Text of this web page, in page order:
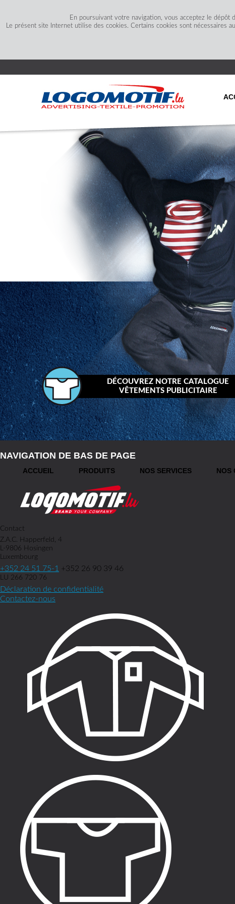
En poursuivant votre navigation, vous acceptez le dépôt
Le présent site Internet utilise des cookies. Certains cookies sont
DÉCOUVREZ NOTRE CATALOGUE
VÊTEMENTS PUBLICITAIRE
NAVIGATION DE BAS DE PAGE
ACCUEIL PRODUITS NOS SERVICES NOS
Contact
Z.A.C. Happerfeld, 4
L-9806 Hosingen
Luxembourg
+352 24 51 75-1 +352 26 90 39 46
LU 266 720 76
Déclaration de confidentialité
Contactez-nous